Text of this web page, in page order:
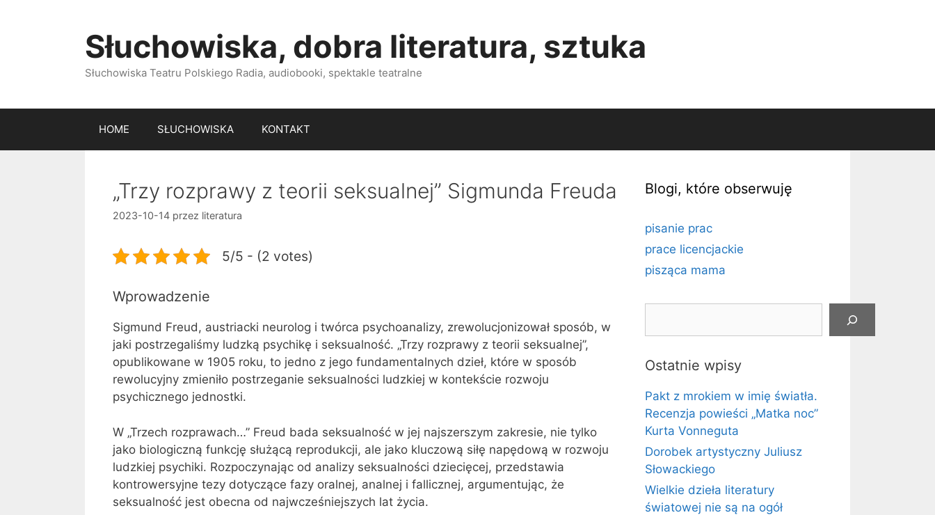
Słuchowiska, dobra literatura, sztuka
Słuchowiska Teatru Polskiego Radia, audiobooki, spektakle teatralne
HOME SŁUCHOWISKA KONTAKT
„Trzy rozprawy z teorii seksualnej” Sigmunda Freuda
2023-10-14 przez literatura
5/5 - (2 votes)
Wprowadzenie
Sigmund Freud, austriacki neurolog i twórca psychoanalizy, zrewolucjonizował sposób, w
jaki postrzegaliśmy ludzką psychikę i seksualność. „Trzy rozprawy z teorii seksualnej”,
opublikowane w 1905 roku, to jedno z jego fundamentalnych dzieł, które w sposób
rewolucyjny zmieniło postrzeganie seksualności ludzkiej w kontekście rozwoju
psychicznego jednostki.
W „Trzech rozprawach…” Freud bada seksualność w jej najszerszym zakresie, nie tylko
jako biologiczną funkcję służącą reprodukcji, ale jako kluczową siłę napędową w rozwoju
ludzkiej psychiki. Rozpoczynając od analizy seksualności dziecięcej, przedstawia
kontrowersyjne tezy dotyczące fazy oralnej, analnej i fallicznej, argumentując, że
seksualność jest obecna od najwcześniejszych lat życia.
Blogi, które obserwuję
pisanie prac
prace licencjackie
pisząca mama
Ostatnie wpisy
Pakt z mrokiem w imię światła.
Recenzja powieści „Matka noc”
Kurta Vonneguta
Dorobek artystyczny Juliusz
Słowackiego
Wielkie dzieła literatury
światowej nie są na ogół